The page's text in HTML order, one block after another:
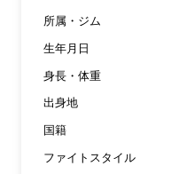
所属・ジム
生年月日
身長・体重
出身地
国籍
ファイトスタイル